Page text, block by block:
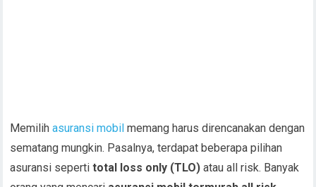
Memilihasuransi mobil memang harus direncanakan dengan
sematang mungkin. Pasalnya, terdapat beberapa pilihan
asuransi sepertitotal loss only (TLO) atau all risk. Banyak